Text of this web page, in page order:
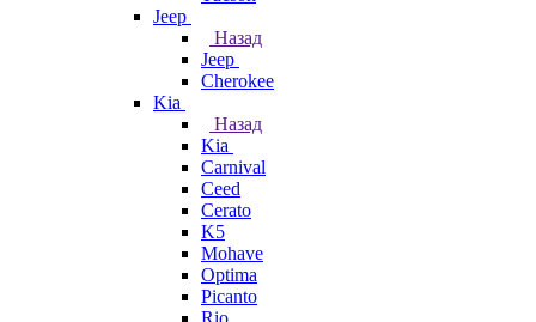
Jeep
Назад
Jeep
Cherokee
Kia
Назад
Kia
Carnival
Ceed
Cerato
K5
Mohave
Optima
Picanto
Rio